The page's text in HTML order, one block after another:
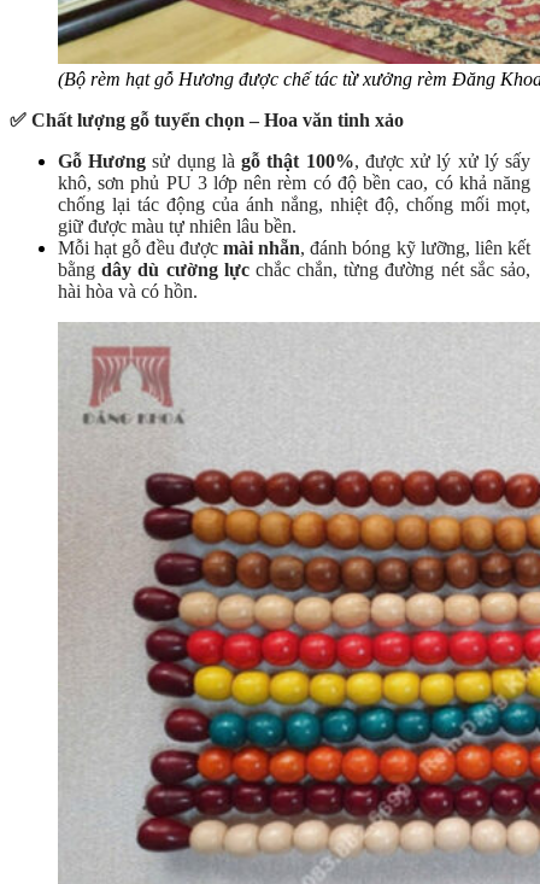
(Bộ rèm hạt gỗ Hương được chế tác từ xưởng rèm Đăng
✅ Chất lượng gỗ tuyển chọn – Hoa văn tinh xảo
Gỗ Hương sử dụng làgỗ thật 100%, được xử lý xử lý sấy
khô, sơn phủ PU 3 lớp nên rèm có độ bền cao, có khả năng
chống lại tác động của ánh nắng, nhiệt độ, chống mối mọt,
giữ được màu tự nhiên lâu bền.
Mỗi hạt gỗ đều được mài nhẵn,đánh bóng kỹ lưỡng, liên kết
bằng dây dù cường lực chắc chắn, từng đường nét sắc sảo,
hài hòa và có hồn.